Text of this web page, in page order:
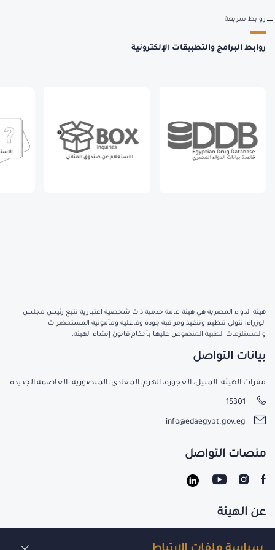
روابط سريعة
روابط البرامج والتطبيقات الإلكترونية
هيئة الدواء المصرية هي هيئة عامة خدمية ذات شخصية اعتبارية تتبع رئيس مجلس
الوزراء، تتولى تنظيم وتنفيذ ومراقبة جودة وفاعلية ومأمونية المستحضرات
والمستلزمات الطبية المنصوص عليها بأحكام قانون إنشاء الهيئة.
عن الهيئة
بيانات التواصل
مقرات الهيئة: المنيل، العجوزة، الهرم، المعادي، المنصورية -العاصمة الجديدة
15301
info@edaegypt.gov.eg
منصات التواصل